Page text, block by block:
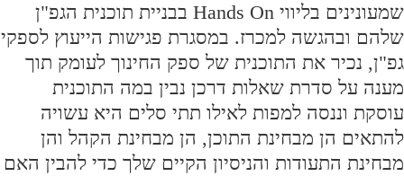
שמעונינים בליווי Hands On בבניית תוכנית הגפ"ן
שלהם ובהגשה למכרז. במסגרת פגישות הייעוץ לספקי
גפ"ן, נכיר את התוכנית של ספק החינוך לעומק תוך
מענה על סדרת שאלות דרכן נבין במה התוכנית
עוסקת וננסה למפות לאילו תתי סלים היא עשויה
להתאים הן מבחינת התוכן, הן מבחינת הקהל והן
מבחינת התעודות והניסיון הקיים שלך כדי להבין האם